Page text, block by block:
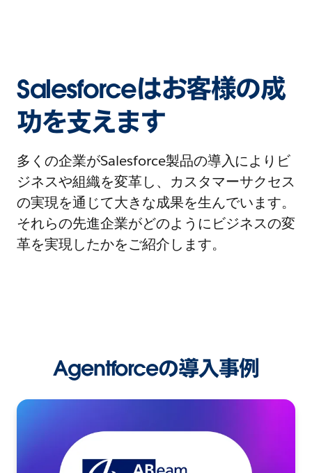
Salesforceはお客様の成
功を支えます
多くの企業がSalesforce製品の導入によりビ
ジネスや組織を変革し、カスタマーサクセス
の実現を通じて大きな成果を生んでいます。
それらの先進企業がどのようにビジネスの変
革を実現したかをご紹介します。
Agentforceの導入事例